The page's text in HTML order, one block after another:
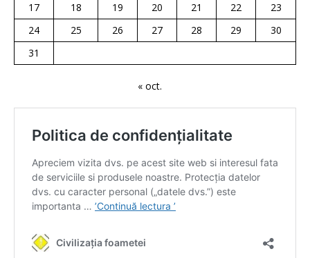
17
18 19 20 21 22
23
24
25 26 27 28 29
30
31
« oct.